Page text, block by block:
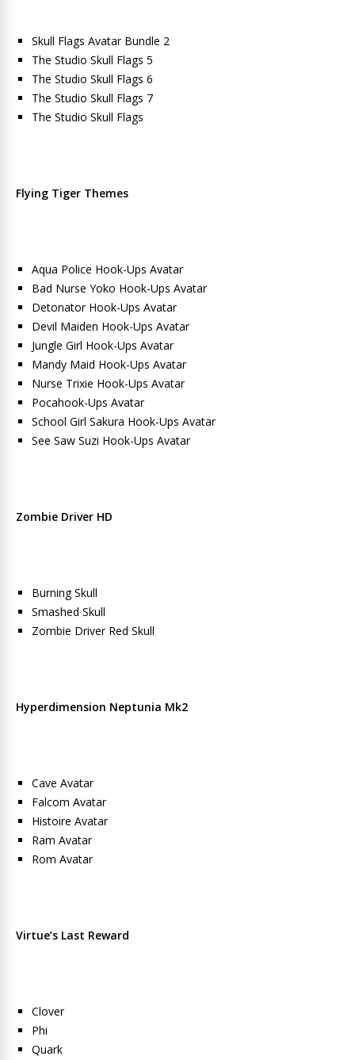
Skull Flags Avatar Bundle 2
The Studio Skull Flags 5
The Studio Skull Flags 6
The Studio Skull Flags 7
The Studio Skull Flags
Flying Tiger Themes
Aqua Police Hook-Ups Avatar
Bad Nurse Yoko Hook-Ups Avatar
Detonator Hook-Ups Avatar
Devil Maiden Hook-Ups Avatar
Jungle Girl Hook-Ups Avatar
Mandy Maid Hook-Ups Avatar
Nurse Trixie Hook-Ups Avatar
Pocahook-Ups Avatar
School Girl Sakura Hook-Ups Avatar
See Saw Suzi Hook-Ups Avatar
Zombie Driver HD
Burning Skull
Smashed Skull
Zombie Driver Red Skull
Hyperdimension Neptunia Mk2
Cave Avatar
Falcom Avatar
Histoire Avatar
Ram Avatar
Rom Avatar
Virtue’s Last Reward
Clover
Phi
Quark